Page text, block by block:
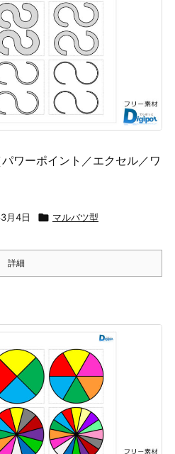
ワーポイント／エクセル／ワ
月4日  マルバツ型
詳細